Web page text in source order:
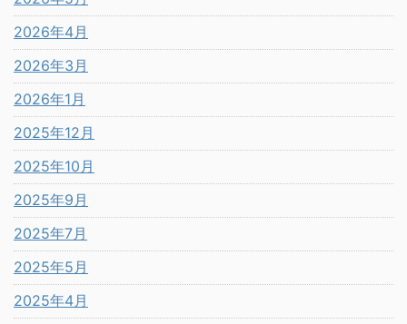
2026年4月
2026年3月
2026年1月
2025年12月
2025年10月
2025年9月
2025年7月
2025年5月
2025年4月